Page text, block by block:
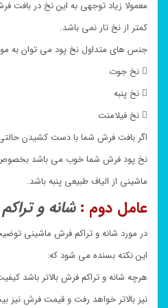
معمولا زیاد توجهی به این نخ در بافت
کمتر از نخ تار نمی باشد.
جنس های متداول نخ پود می توان به
 نخ جوت
 نخ پنبه
 نخ فیلامنت
اگر بافت فرش شما با دست کشیدن
نخ پود فرش شما خوب می باشد بخصوص
ماشینی از الیاف طبیعی پنبه باشد.
عامل دوم : شانه و
در مورد شانه و تراکم فرش ماشینی
این نکته بسنده می شود که:
هرچه شانه و تراکم فرش بالاتر باشد
نیز بالاتر خواهد رفت و قیمت فرش نیز